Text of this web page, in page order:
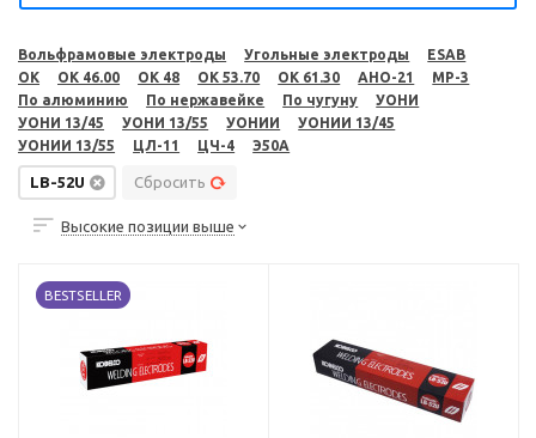
Вольфрамовые электроды Угольные электроды
ESAB
OK
OK 46.00 OK 48 OK 53.70 OK 61.30 АНО-21
МР-3
По алюминию
По нержавейке По чугуну
УОНИ
УОНИ 13/45
УОНИ 13/55 УОНИИ
УОНИИ 13/45
УОНИИ 13/55
ЦЛ-11 ЦЧ-4 Э50А
LB-52U Сбросить
Высокие позиции выше
BESTSELLER